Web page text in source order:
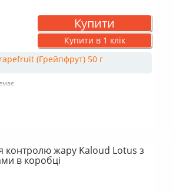
Купити
Купити в 1 клік
контролю жару Kaloud Lotus з
в коробці